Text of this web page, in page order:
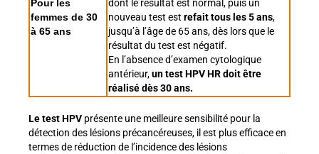
Pour les
femmes de 30
à 65 ans
dont le résultat est normal, puis un
nouveau test est refait tous les 5 ans,
jusqu’à l’âge de 65 ans, dès lors que le
résultat du test est négatif.
En l’absence d’examen cytologique
antérieur,un test HPV HR doit être
réalisé dès 30 ans.
Le test HPV présente une meilleure sensibilité pour la
détection des lésions précancéreuses, il est plus efficace en
termes de réduction de l’incidence des lésions